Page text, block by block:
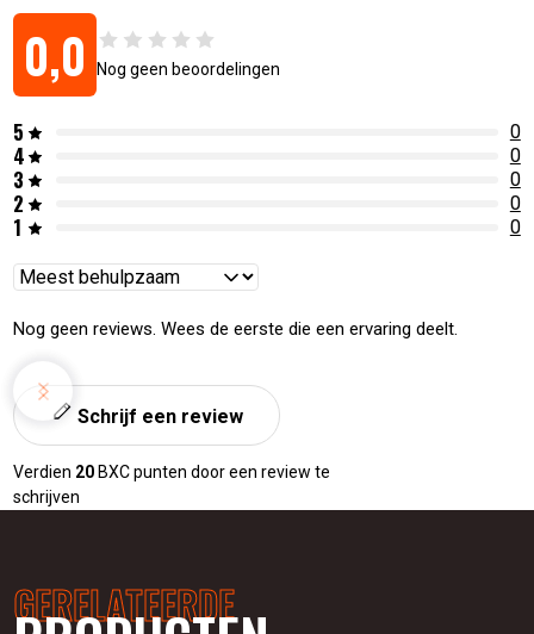
0,0 Nog geen beoordelingen
5 0
4 0
3 0
2 0
1 0
Reviews
Nog geen reviews. Wees de eerste die een ervaring deelt.
Schrijf een review
Verdien 20 BXC punten door een review te
schrijven
GERELATEERDE